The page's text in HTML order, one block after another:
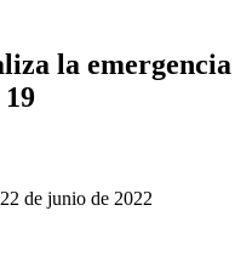
la
22 de junio de 2022